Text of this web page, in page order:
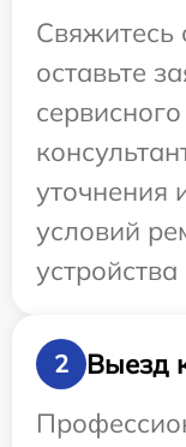
Свяжитесь
оставьте
уточнения
условий
2
Выезд